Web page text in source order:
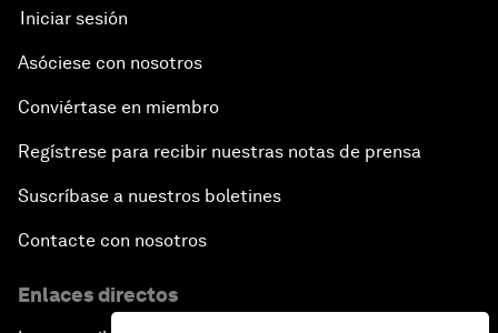
Iniciar sesión
Asóciese con nosotros
Conviértase en miembro
Regístrese para recibir nuestras notas de prensa
Suscríbase a nuestros boletines
Contacte con nosotros
Enlaces directos